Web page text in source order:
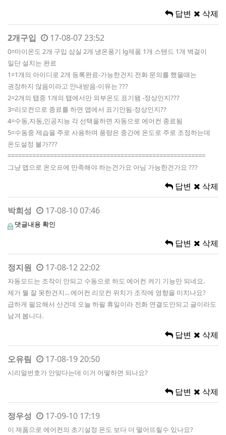
답변 삭제
2개구입 17-08-07 23:52
0=마이온도 2개 구입 삼실 2개 냉온풍기 lg제품 1개 스텐드 1개 벽걸이
일단 설치는 완료
1=1개의 아이디로 2개 등록완료-가능한건지 전화 문의를 했을때는
권장하지 않음이라고 안내받음-이유는 ???
2=2개의 탭중 1개의 탭에서만 외부온도 표기됌 -정상인지???
3=리모컨으로 종료를 하면 앱에서 표기안됨-정상인지??
4=수동,자동,인공지능 각 선택을하면 자동으로 에어컨 종료됨
5=수동중 제습을 주로 사용하며 풍량은 중간에 온도로 주로 조정하는데
온도설정 불가???
========================================================
그냥 앱으로 온오프에 만족해야 하는건가요 아님 가능한건가요 ???
답변 삭제
박희성 17-08-10 07:46
댓글내용 확인
답변 삭제
정지원 17-08-12 22:02
자동모드는 조작이 안되고 수동으로 하도 에어컨 켜기 기능만 되네요.
제가 뭘 잘 못한건지... 에어컨 리모컨 위치가 조작에 영향을 미치나요?
급하게 필요해서 산건데 오늘 하필 휴일이라 전화 연결도안되고 글이라도
남겨 봅니다.
답변 삭제
오유림 17-08-19 20:50
시리얼번호가 안맞다는데 이거 어떻하면 되나요?
답변 삭제
정우성 17-09-10 17:19
이 제품으로 에어컨의 초기설정 온도 보다 더 떨어뜨릴수 있나요?